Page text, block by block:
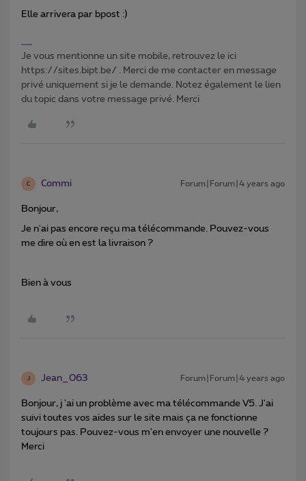
Elle arrivera par bpost :)
Je vous mentionne un site mobile, retrouvez le ici
https://sites.bipt.be/ . Merci de me contacter en message
privé uniquement si je le demande. Notez également le lien
du topic dans votre message privé. Merci
C Commi Forum|Forum|4 years ago
Bonjour,
Je n'ai pas encore reçu ma télécommande. Pouvez-vous
me dire où en est la livraison ?
Bien à vous
Jean_063 Forum|Forum|4 years ago
Bonjour, j 'ai un problème avec ma télécommande V5. J'ai
suivi toutes vos aides sur le site mais ça ne fonctionne
toujours pas. Pouvez-vous m'en envoyer une nouvelle ?
Merci